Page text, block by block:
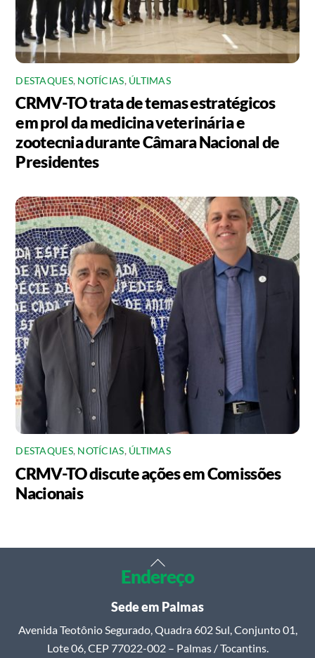
DESTAQUES, NOTÍCIAS, ÚLTIMAS
CRMV-TO trata de temas estratégicos
em prol da medicina veterinária e
zootecnia durante Câmara Nacional de
Presidentes
DESTAQUES, NOTÍCIAS, ÚLTIMAS
CRMV-TO discute ações em Comissões
Nacionais
Back
To
Top
Endereço
Sede em Palmas
Avenida Teotônio Segurado, Quadra 602 Sul, Conjunto 01,
Lote 06, CEP 77022-002 – Palmas / Tocantins.